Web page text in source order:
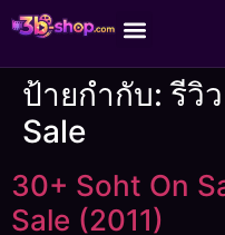
ป้ายกำกับ:รีวิ
Sale
30+ Soht On
Sale (2011)